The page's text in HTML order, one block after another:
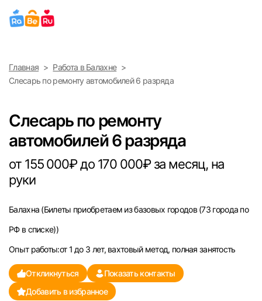
Найти работу Найти сотрудника
Выберите город
Санкт-Петербург
Екатеринбург
Саратов
Казань
Челябинск
Главная
Работа в Балахне
Слесарь по ремонту автомобилей 6 разряда
Слесарь по ремонту
автомобилей 6 разряда
от 155 000₽ до 170 000₽ за месяц, на
руки
Балахна (Билеты приобретаем из базовых городов (73 города по
РФ в списке))
Опыт работы:от 1 до 3 лет, вахтовый метод, полная занятость
Откликнуться
Показать контакты
Добавить в избранное